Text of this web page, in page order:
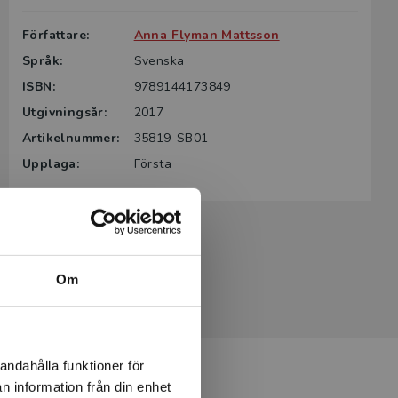
Om
funktioner för
information från din enhet
Författare:
Anna Flyman Mattsson
Språk:
Svenska
ISBN:
9789144173849
Utgivningsår:
2017
Artikelnummer:
35819-SB01
Upplaga:
Första